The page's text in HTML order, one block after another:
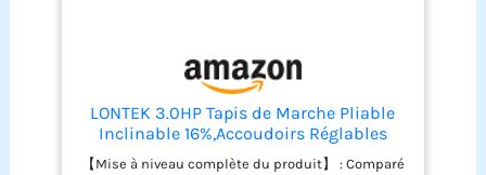
LONTEK 3.0HP Tapis de Marche Pliable
Inclinable 16%,Accoudoirs Réglables
【Mise à niveau complète du produit】 : Comparé